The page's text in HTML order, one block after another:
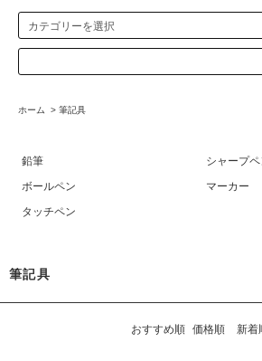
ホーム > 筆記具
鉛筆
シャープペ
ボールペン
マーカー
タッチペン
筆記具
おすすめ順 価格順 新着